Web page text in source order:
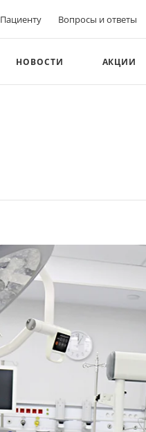
Пациенту Вопросы и ответы
НОВОСТИ АКЦИИ